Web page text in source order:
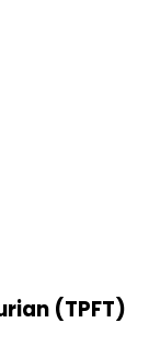
(TPFT)